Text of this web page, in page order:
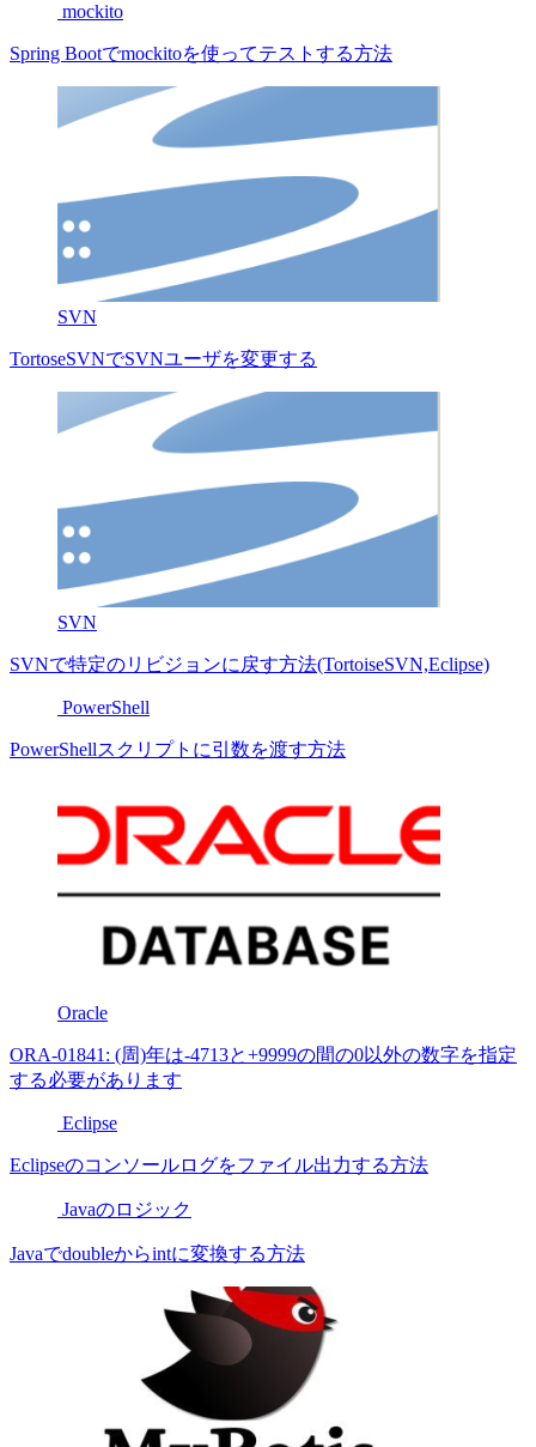
mockito
Spring Bootでmockitoを使ってテストする方法
SVN
TortoseSVNでSVNユーザを変更する
SVN
SVNで特定のリビジョンに戻す方法(TortoiseSVN,Eclipse)
PowerShell
PowerShellスクリプトに引数を渡す方法
Oracle
ORA-01841: (周)年は-4713と+9999の間の0以外の数字を指定
する必要があります
Eclipse
Eclipseのコンソールログをファイル出力する方法
Javaのロジック
Javaでdoubleからintに変換する方法